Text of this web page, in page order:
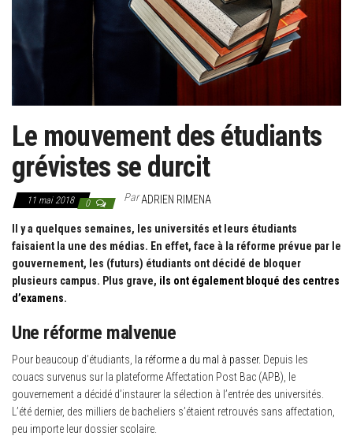
Le mouvement des étudiants
grévistes se durcit
11 mai 2018 0 ParADRIEN RIMENA
Il y a quelques semaines, les universités et leurs étudiants
faisaient la une des médias. En effet, face à la réforme prévue par le
gouvernement, les (futurs) étudiants ont décidé de bloquer
plusieurs campus. Plus grave, ils ont également bloqué des centres
d’examens.
Une réforme malvenue
Pour beaucoup d’étudiants, la réforme a du mal à passer. Depuis les
couacs survenus sur la plateforme Affectation Post Bac (APB), le
gouvernement a décidé d’instaurer la sélection à l’entrée des universités.
L’été dernier, des milliers de bacheliers s’étaient retrouvés sans affectation,
peu importe leur dossier scolaire.